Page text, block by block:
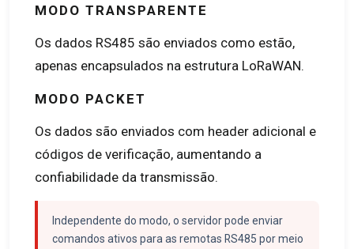
MODO TRANSPARENTE
Os dados RS485 são enviados como estão,
apenas encapsulados na estrutura LoRaWAN.
MODO PACKET
Os dados são enviados com header adicional e
códigos de verificação, aumentando a
confiabilidade da transmissão.
Independente do modo, o servidor pode enviar
comandos ativos para as remotas RS485 por meio